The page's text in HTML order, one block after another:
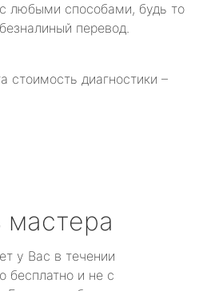
любыми способами, будь то
перевод.
стоимость диагностики –
мастера
у Вас в течении
бесплатно и не с